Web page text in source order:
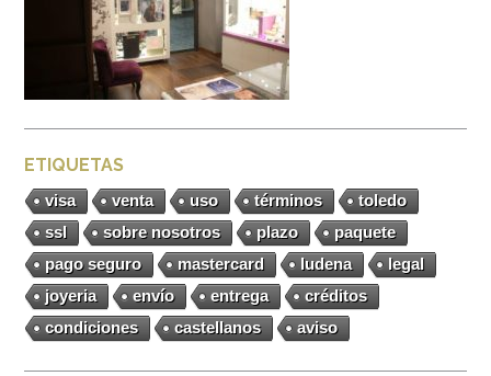
ETIQUETAS
visa venta uso términos
toledo
ssl
sobre nosotros plazo
paquete
pago seguro
mastercard ludena
legal
joyeria
envío entrega
créditos
condiciones
castellanos aviso